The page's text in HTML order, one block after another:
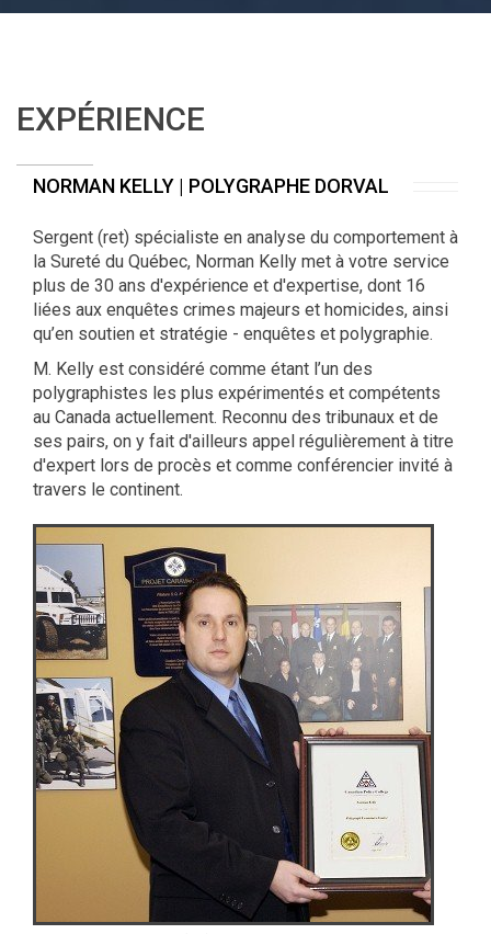
EXPÉRIENCE
NORMAN KELLY | POLYGRAPHE DORVAL
Sergent (ret) spécialiste en analyse du comportement à
la Sureté du Québec, Norman Kelly met à votre service
plus de 30 ans d'expérience et d'expertise, dont 16
liées aux enquêtes crimes majeurs et homicides, ainsi
qu’en soutien et stratégie - enquêtes et polygraphie.
M. Kelly est considéré comme étant l’un des
polygraphistes les plus expérimentés et compétents
au Canada actuellement. Reconnu des tribunaux et de
ses pairs, on y fait d'ailleurs appel régulièrement à titre
d'expert lors de procès et comme conférencier invité à
travers le continent.